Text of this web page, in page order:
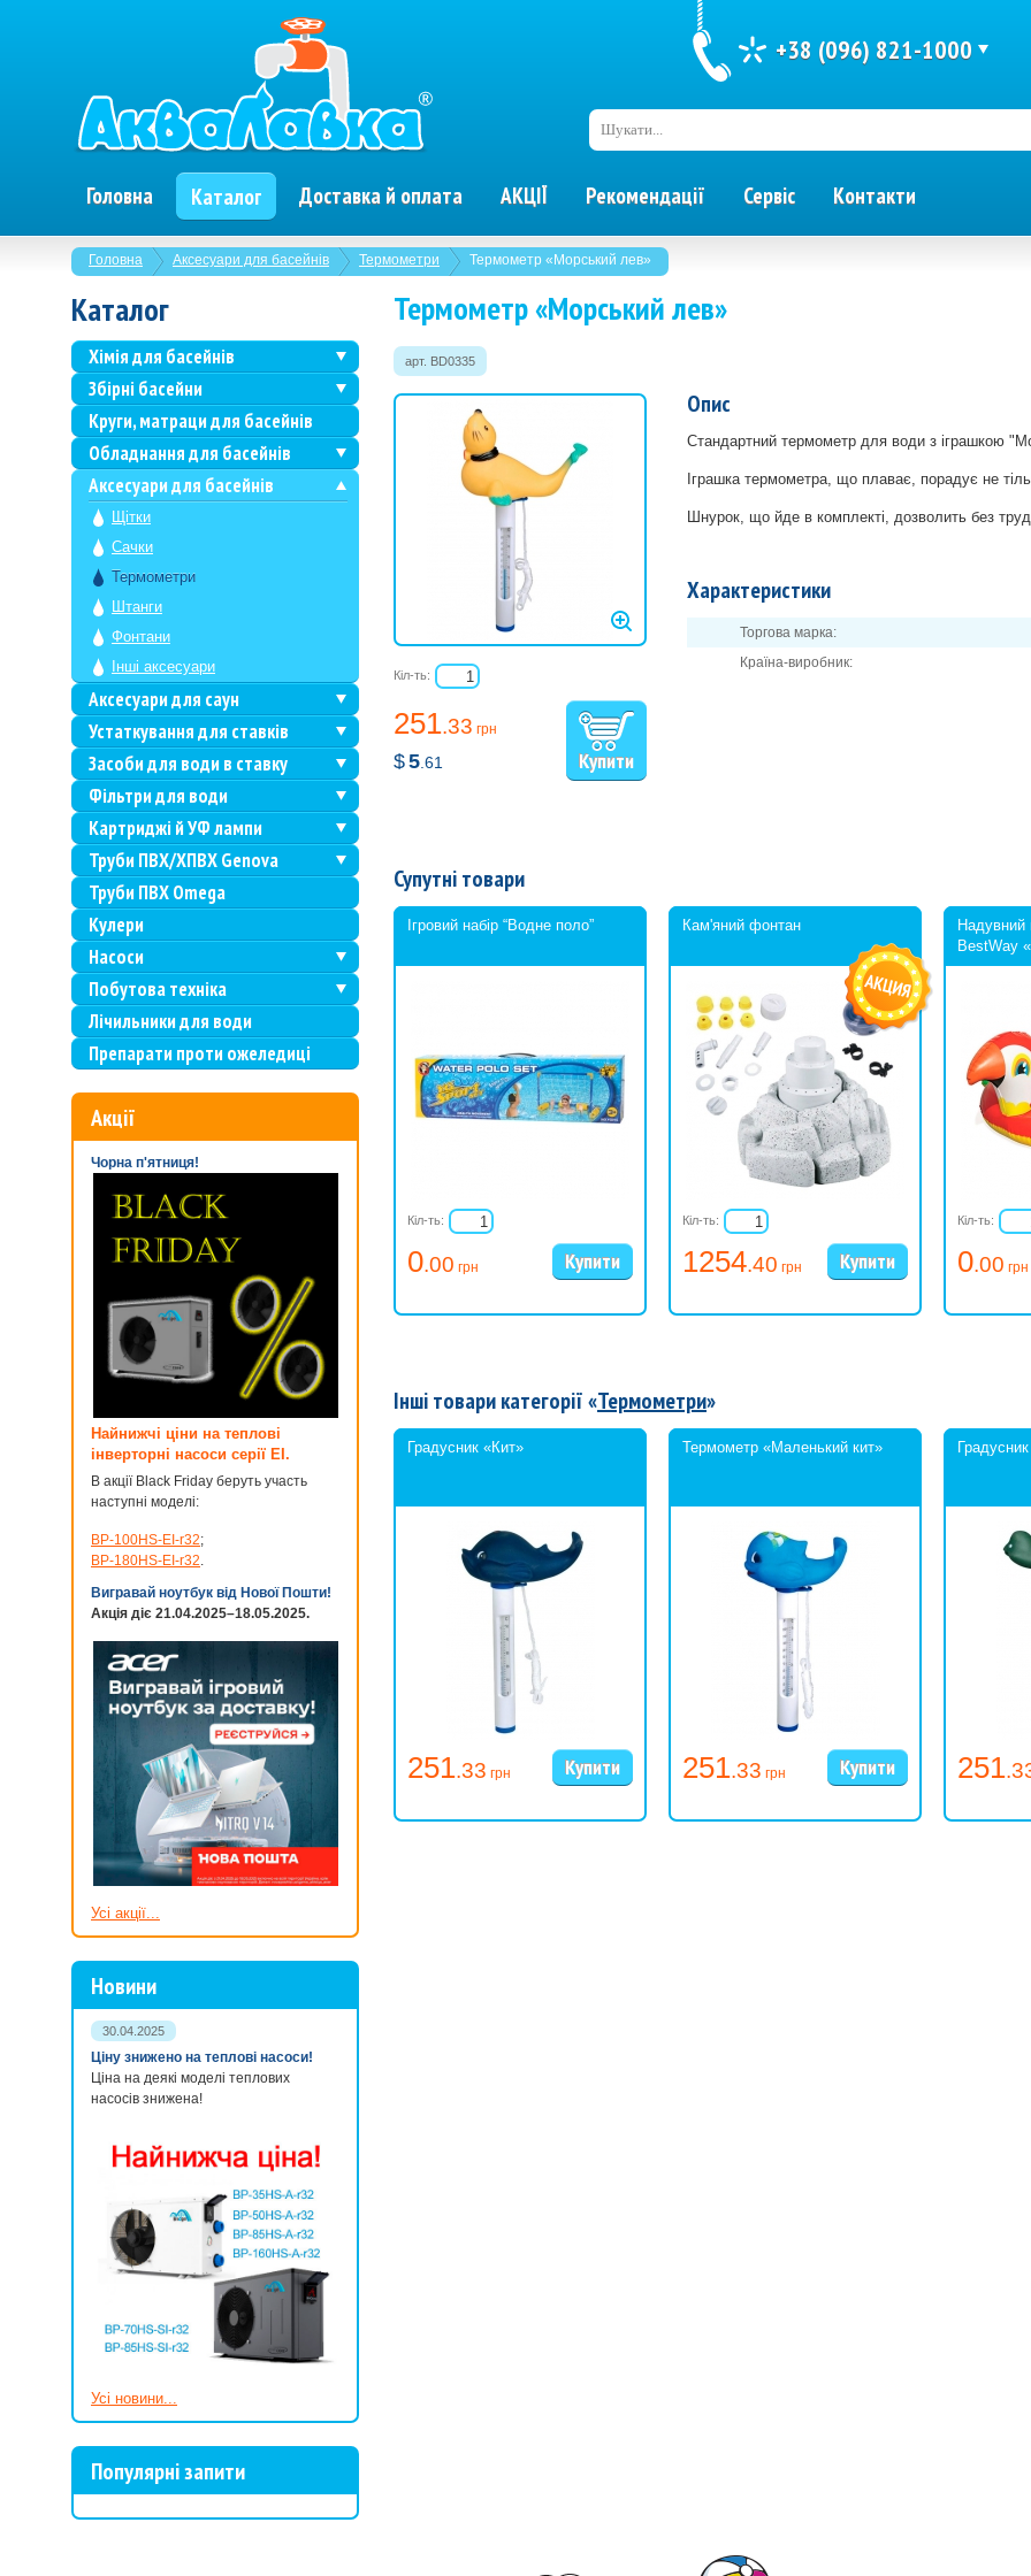
Головна Каталог Доставка й оплата АКЦІЇ Рекомендації Сервіс Контакти
Шукати...
+38 (096) 821-1000
Головна Аксесуари для басейнів Термометри Термометр «Морський лев»
Термометр «Морський лев»
арт. BD0335
251.33 грн
$5 .61
Кіл-ть:
Опис
Стандартний термометр для води з іграшкою
Іграшка термометра, що плаває, порадує не
Шнурок, що йде в комплекті, дозволить без
Характеристики
Торгова марка:
Країна-виробник:
Супутні товари
Ігровий набір “Водне поло”
0.00 грн
Кіл-ть:
Кам'яний фонтан
1254.40 грн
Кіл-ть:
Надувний
BestWay
0.00 грн
Кіл-ть:
Інші товари категорії «Термометри»
Градусник «Кит»
251.33 грн
Термометр «Маленький кит»
251.33 грн 251
Каталог
Хімія для басейнів
Збірні басейни
Круги, матраци для басейнів
Обладнання для басейнів
Аксесуари для басейнів
Щітки
Сачки
Термометри
Штанги
Фонтани
Інші аксесуари
Аксесуари для саун
Устаткування для ставків
Засоби для води в ставку
Фільтри для води
Картриджі й УФ лампи
Труби ПВХ/ХПВХ Genova
Труби ПВХ Omega
Кулери
Насоси
Побутова техніка
Лічильники для води
Препарати проти ожеледиці
Акції
Чорна п'ятниця!
Найнижчі ціни на теплові
інверторні насоси серії EI.
В акції Black Friday беруть участь
наступні моделі:
BP-100HS-EI-r32;
BP-180HS-EI-r32.
Вигравай ноутбук від Нової Пошти!
Акція діє 21.04.2025–18.05.2025.
Усі акції...
Новини
30.04.2025
Ціну знижено на теплові насоси!
Ціна на деякі моделі теплових
насосів знижена!
Усі новини...
Популярні запити